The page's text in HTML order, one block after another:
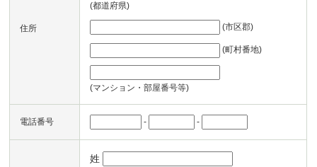
住所
(都道府県)
(市区郡)
(町村番地)
(マンション・部屋番号等)
電話番号 - -
姓